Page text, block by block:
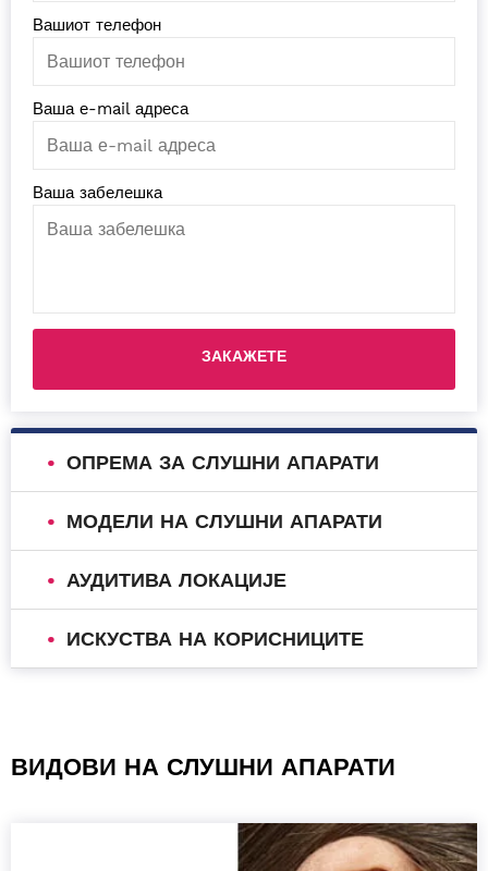
Вашиот телефон
Ваша е-mail адреса
Ваша забелешка
ОПРЕМА ЗА СЛУШНИ АПАРАТИ
МОДЕЛИ НА СЛУШНИ АПАРАТИ
АУДИТИВА ЛОКАЦИЈЕ
ИСКУСТВА НА КОРИСНИЦИТЕ
ВИДОВИ НА СЛУШНИ АПАРАТИ